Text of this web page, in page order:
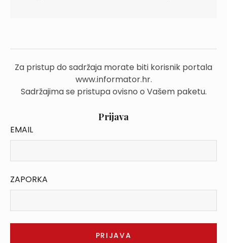
Za pristup do sadržaja morate biti korisnik portala
www.informator.hr.
Sadržajima se pristupa ovisno o Vašem paketu.
Prijava
EMAIL
ZAPORKA